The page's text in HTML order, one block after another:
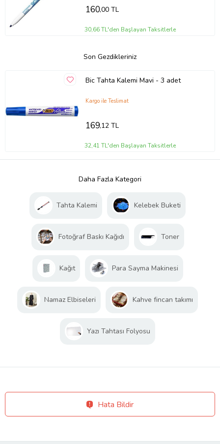
160,00 TL
30,66 TL'den Başlayan Taksitlerle
Son Gezdikleriniz
Bic Tahta Kalemi Mavi - 3 adet
Kargo ile Teslimat
169,12 TL
32,41 TL'den Başlayan Taksitlerle
Daha Fazla Kategori
Tahta Kalemi Kelebek Buketi
Fotoğraf Baskı Kağıdı Toner
Kağıt Para Sayma Makinesi
Namaz Elbiseleri Kahve fincan takımı
Yazı Tahtası Folyosu
Hata Bildir